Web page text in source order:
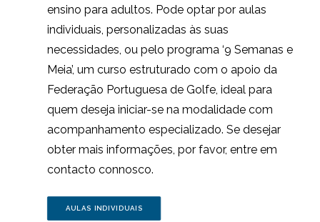
ensino para adultos. Pode optar por aulas
individuais, personalizadas às suas
necessidades, ou pelo programa ‘9 Semanas e
Meia’, um curso estruturado com o apoio da
Federação Portuguesa de Golfe, ideal para
quem deseja iniciar-se na modalidade com
acompanhamento especializado. Se desejar
obter mais informações, por favor, entre em
contacto connosco.
AULAS INDIVIDUAIS